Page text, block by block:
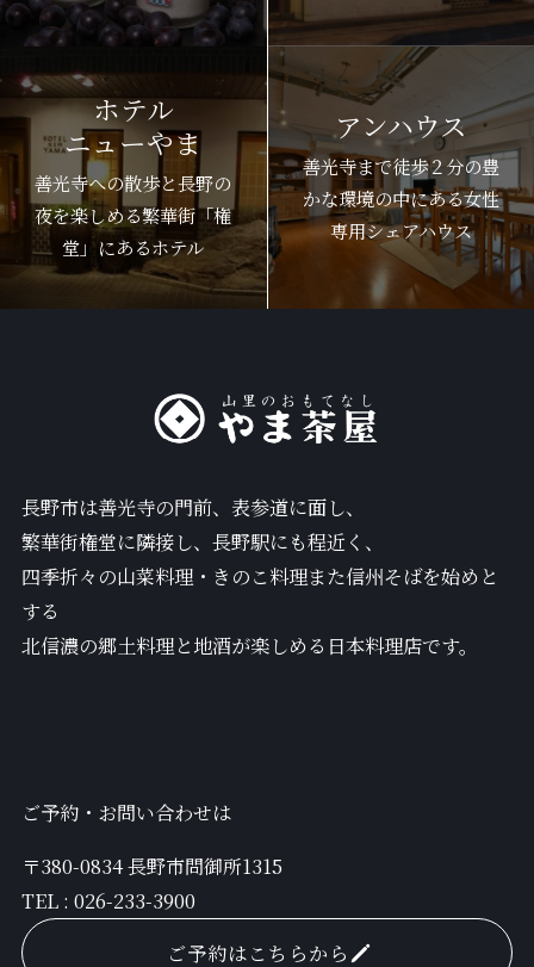
ホテル
ニューやま
善光寺への散歩と長野の
夜を楽しめる繁華街「権
堂」にあるホテル
アンハウス
善光寺まで徒歩２分の豊
かな環境の中にある女性
専用シェアハウス
長野市は善光寺の門前、表参道に面し、
繁華街権堂に隣接し、長野駅にも程近く、
四季折々の山菜料理・きのこ料理また信州そばを始めと
する
北信濃の郷土料理と地酒が楽しめる日本料理店です。
ご予約・お問い合わせは
〒380-0834 長野市問御所1315
TEL : 026-233-3900
ご予約はこちらから